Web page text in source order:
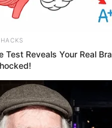
Test Reveals Your Real